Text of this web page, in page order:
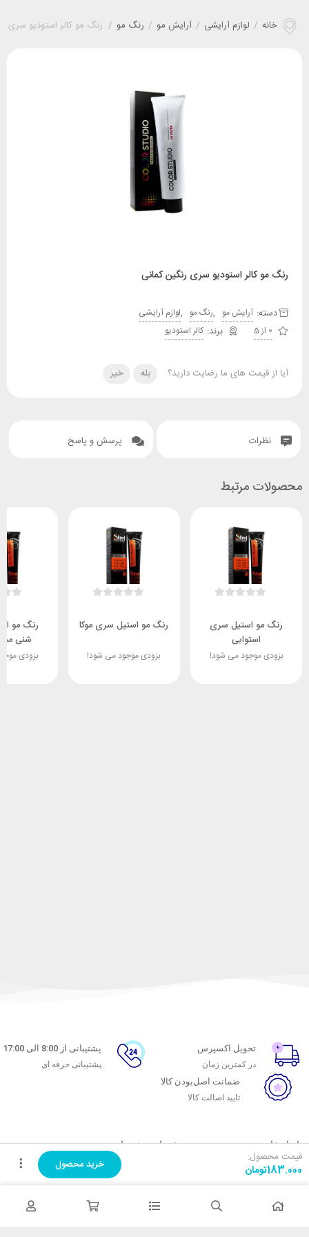
خانه / لوازم آرایشی / آرایش مو / رنگ مو / رنگ مو کالر استودیو سری
رنگ مو کالر استودیو سری رنگین کمانی
دسته: آرایش مو ,رنگ مو ,لوازم آرایشی
0 از 5
کالر استودیو
آیا از قیمت های ما رضایت دارید؟ بله خیر
نظرات پرسش و پاسخ
محصولات مرتبط
رنگ مو استیل سری
استوایی
بزودی موجود می شود!
رنگ مو استیل سری موکا
بزودی موجود می شود!
رنگ مو
شنی
بزودی
قیمت محصول:
تومان183.000 خرید محصول
تحویل اکسپرس
در کمترین زمان
پشتیبانی از 8:00 الی 17:00
پشتیبانی حرفه ای
ضمانت اصل‌بودن کالا
تایید اصالت کالا
با ماه خانوم
اتاق خبر ماه خانوم
همکاری با سازمان‌ها
خدمات مشتریان
پاسخ به پرسش‌های متداول
شرایط استفاده